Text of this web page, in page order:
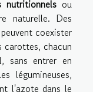
nutritionnelsou
naturelle. Des
coexister
carottes, chacun
sans entrer en
légumineuses,
l'azote dans le